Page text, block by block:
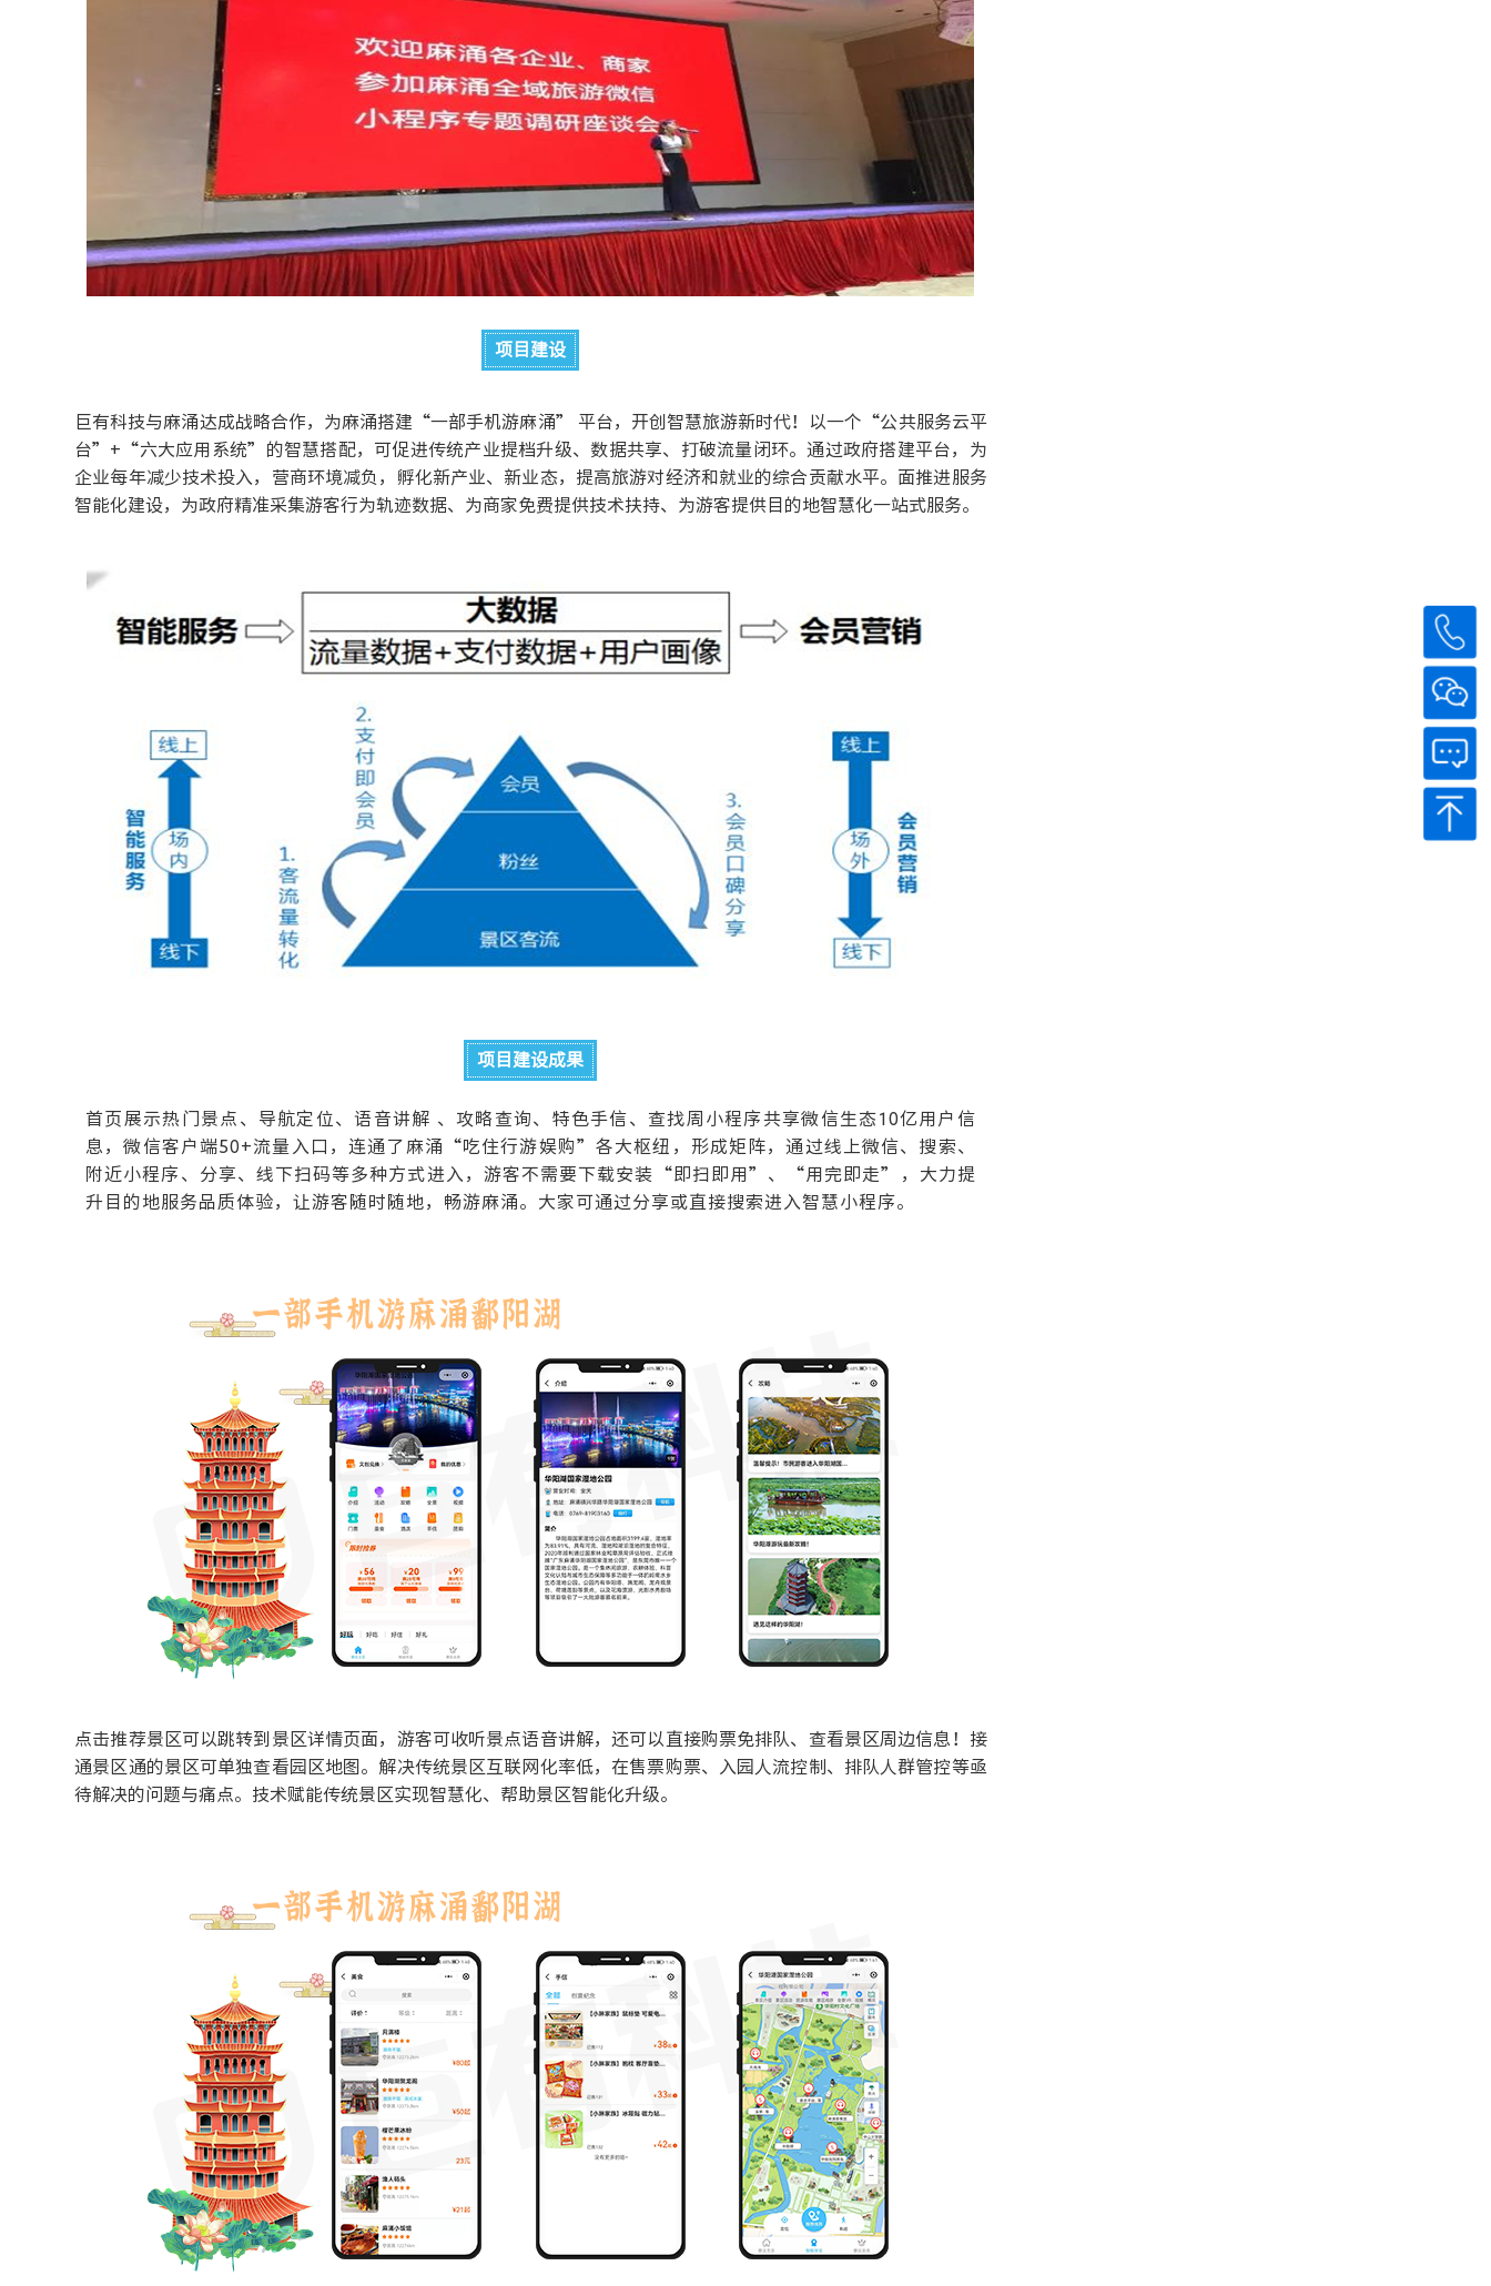
项目建设
巨有科技与麻涌达成战略合作，为麻涌搭建“一部手机游麻涌” 平台，开创智慧旅游新时代！以一个“公共服务云平
台”+“六大应用系统”的智慧搭配，可促进传统产业提档升级、数据共享、打破流量闭环。通过政府搭建平台，为
企业每年减少技术投入，营商环境减负，孵化新产业、新业态，提高旅游对经济和就业的综合贡献水平。面推进服务
智能化建设，为政府精准采集游客行为轨迹数据、为商家免费提供技术扶持、为游客提供目的地智慧化一站式服务。
项目建设成果
首页展示热门景点、导航定位、语音讲解 、攻略查询、特色手信、查找周小程序共享微信生态10亿用户信
息，微信客户端50+流量入口，连通了麻涌“吃住行游娱购”各大枢纽，形成矩阵，通过线上微信、搜索、
附近小程序、分享、线下扫码等多种方式进入，游客不需要下载安装“即扫即用”、“用完即走”，大力提
升目的地服务品质体验，让游客随时随地，畅游麻涌。大家可通过分享或直接搜索进入智慧小程序。
点击推荐景区可以跳转到景区详情页面，游客可收听景点语音讲解，还可以直接购票免排队、查看景区周边信息！接
通景区通的景区可单独查看园区地图。解决传统景区互联网化率低，在售票购票、入园人流控制、排队人群管控等亟
待解决的问题与痛点。技术赋能传统景区实现智慧化、帮助景区智能化升级。